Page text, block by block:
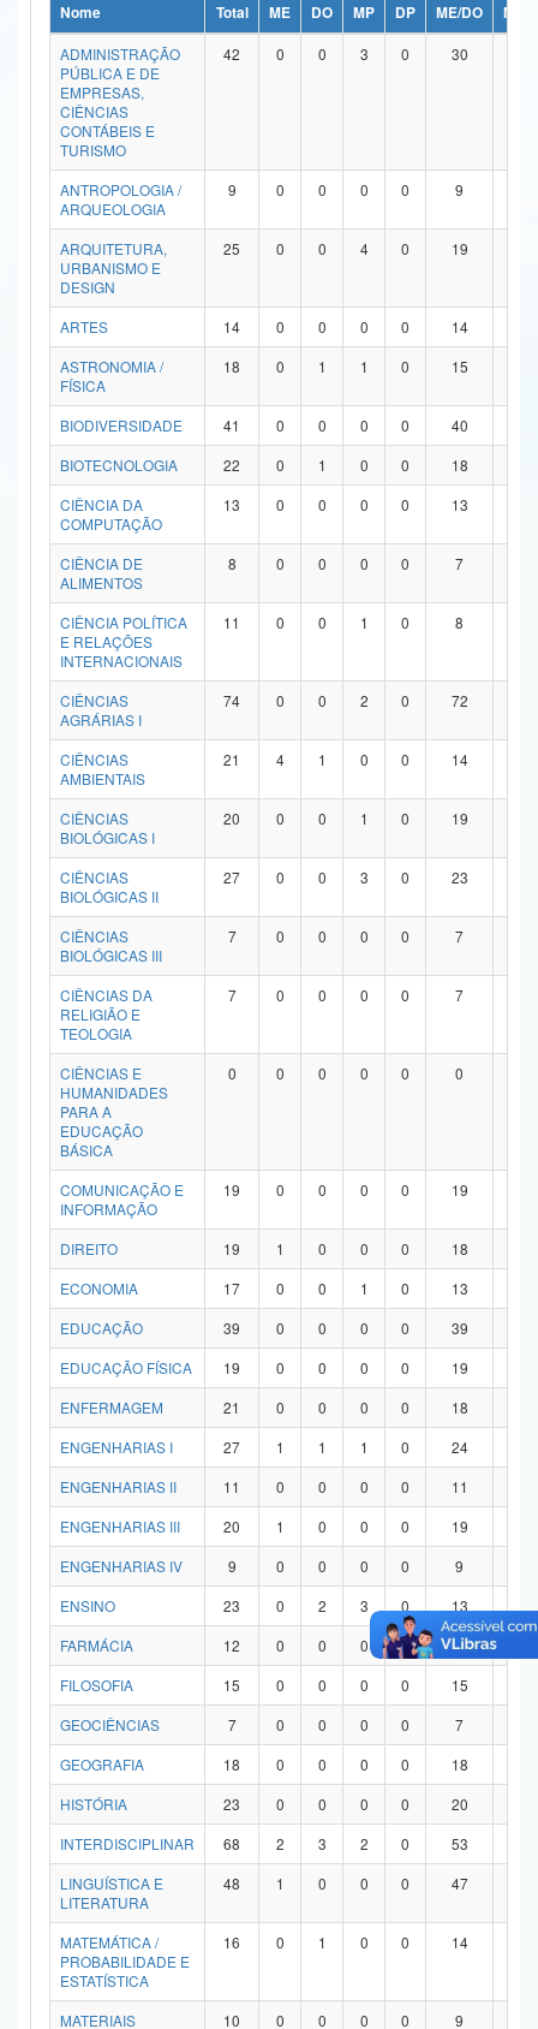
Ministério da Ciência, Tecnologia, Inovações e Comunicações
Ministério do Meio Ambiente
Ministério do Turismo
Ministério do Desenvolvimento Regional
Controladoria-Geral da União
Ministério da Mulher, da Família e dos Direitos Humanos
Secretaria de Governo
Advocacia-Geral da União
Banco Central do Brasil
Nome Total ME DO MP DP ME/DO
MP/
ADMINISTRAÇÃO
PÚBLICA E DE
EMPRESAS,
CIÊNCIAS
CONTÁBEIS E
TURISMO
42 0 0 3 0 30
ANTROPOLOGIA /
ARQUEOLOGIA
9 0 0 0 0 9
ARQUITETURA,
URBANISMO E
DESIGN
25 0 0 4 0 19
ARTES 14 0 0 0 0 14
ASTRONOMIA /
FÍSICA
18 0 1 1 0 15
BIODIVERSIDADE 41 0 0 0 0 40
BIOTECNOLOGIA
22 0 1 0 0 18
CIÊNCIA DA
COMPUTAÇÃO
13 0 0 0 0 13
CIÊNCIA DE
ALIMENTOS
8 0 0 0 0 7
CIÊNCIA POLÍTICA
E RELAÇÕES
INTERNACIONAIS
11 0 0 1 0 8
CIÊNCIAS
AGRÁRIAS I
74 0 0 2 0 72
CIÊNCIAS
AMBIENTAIS
21 4 1 0 0 14
CIÊNCIAS
BIOLÓGICAS I
20 0 0 1 0 19
CIÊNCIAS
BIOLÓGICAS II
27 0 0 3 0 23
CIÊNCIAS
BIOLÓGICAS III
7 0 0 0 0 7
CIÊNCIAS DA
RELIGIÃO E
TEOLOGIA
7 0 0 0 0 7
CIÊNCIAS E
HUMANIDADES
PARA A
EDUCAÇÃO
BÁSICA
0 0 0 0 0 0
COMUNICAÇÃO E
INFORMAÇÃO
19 0 0 0 0 19
DIREITO 19 1 0 0 0 18
ECONOMIA
17 0 0 1 0 13
EDUCAÇÃO
39 0 0 0 0 39
EDUCAÇÃO FÍSICA
19 0 0 0 0 19
ENFERMAGEM
21 0 0 0 0 18
ENGENHARIAS I
27 1 1 1 0 24
ENGENHARIAS II
11 0 0 0 0 11
ENGENHARIAS III
20 1 0 0 0 19
ENGENHARIAS IV
9 0 0 0 0 9
ENSINO
23 0 2 3 0 13
FARMÁCIA
12 0 0 0 0 12
FILOSOFIA
15 0 0 0 0 15
GEOCIÊNCIAS
7 0 0 0 0 7
GEOGRAFIA
18 0 0 0 0 18
HISTÓRIA
23 0 0 0 0 20
INTERDISCIPLINAR
68 2 3 2 0 53
LINGUÍSTICA E
LITERATURA
48 1 0 0 0 47
MATEMÁTICA /
PROBABILIDADE E
ESTATÍSTICA
16 0 1 0 0 14
MATERIAIS 10 0 0 0 0 9